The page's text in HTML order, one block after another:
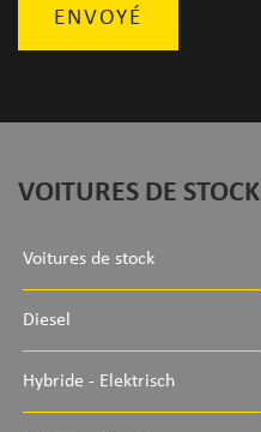
ENVOYÉ
VOITURES DE STOCK
Voitures de stock
Diesel
Hybride - Elektrisch